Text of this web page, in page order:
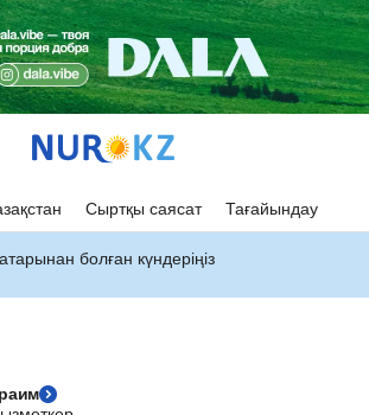
Сыртқы саясат Тағайындау
болған күндеріңіз